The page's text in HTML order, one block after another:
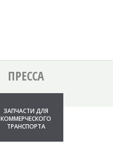
ПРЕССА
ЗАПЧАСТИ ДЛЯ
КОММЕРЧЕСКОГО
ТРАНСПОРТА